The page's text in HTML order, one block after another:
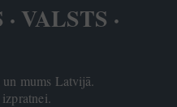
VALSTS ·
mums Latvijā.